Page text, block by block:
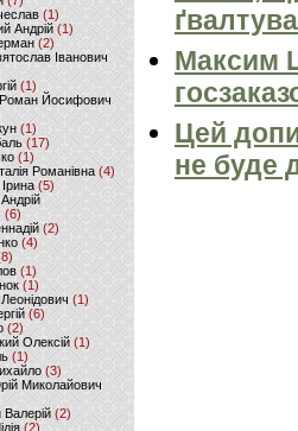
(1)
Андрій (1)
(2)
Іванович
(1)
Йосифович
(1)
(17)
(1)
Романівна (4)
(5)
(6)
(2)
(4)
(1)
(1)
(1)
(6)
(2)
Олексій(1)
(1)
(3)
Миколайович
(2)
(2)
Максим
Цей
не буде